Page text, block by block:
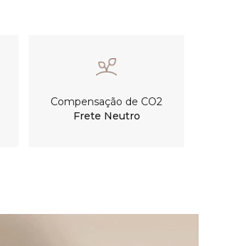
Compensação de CO2
Frete Neutro